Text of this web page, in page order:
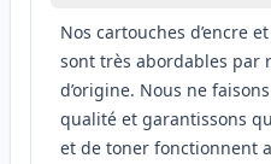
Nos cartouches d’encre
sont très abordables par
d’origine. Nous ne
qualité et garantissons
et de toner fonctionnent